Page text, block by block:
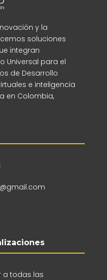
y la
soluciones
integran
Universal para el
de Desarrollo
e inteligencia
en Colombia,
a todas las